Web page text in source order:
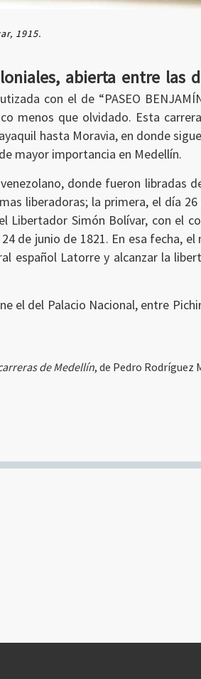
1915.
abierta entre las
con el de “PASEO
menos que olvidado. Esta
hasta Moravia, en donde
mayor importancia en Medellín.
donde fueron libradas
liberadoras; la primera, el día
Simón Bolívar, con el
de junio de 1821. En esa fecha,
español Latorre y alcanzar la
el del Palacio Nacional, entre
de Medellín, de Pedro Rodríguez